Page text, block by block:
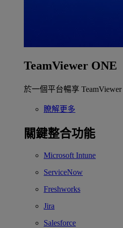
TeamViewer ONE
於一個平台暢享
瞭解更多
關鍵整合功能
Microsoft Intune
ServiceNow
Freshworks
Jira
Salesforce